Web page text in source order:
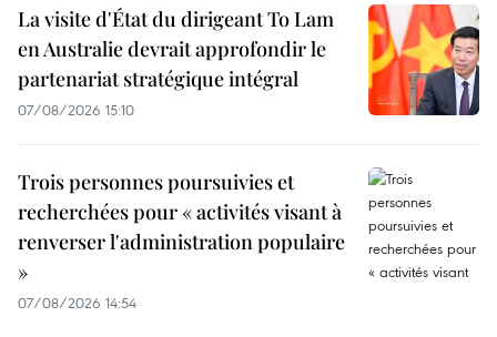
La visite d'État du dirigeant To Lam
en Australie devrait approfondir le
partenariat stratégique intégral
07/08/2026 15:10
Trois personnes poursuivies et
recherchées pour « activités visant à
renverser l'administration populaire
»
07/08/2026 14:54